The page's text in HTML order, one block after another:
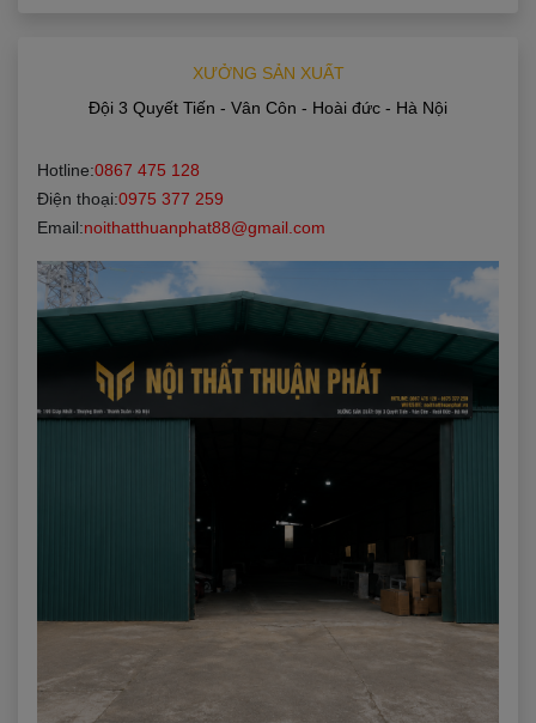
XƯỞNG SẢN XUẤT
Đội 3 Quyết Tiến - Vân Côn - Hoài đức - Hà Nội
Hotline:0867 475 128
Điện thoại:0975 377 259
Email:noithatthuanphat88@gmail.com